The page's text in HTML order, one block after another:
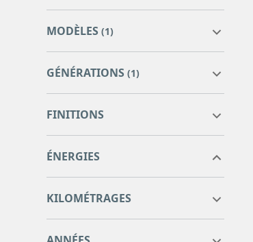
MODÈLES (1)
GÉNÉRATIONS (1)
arona business
0
ARONA
FINITIONS
ÉNERGIES
KILOMÉTRAGES